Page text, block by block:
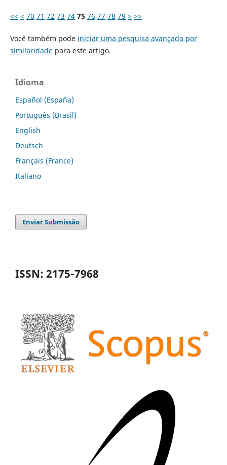
<< < 70 71 72 73 74 75 76 77 78 79 > >>
Você também pode iniciar uma pesquisa avançada por
similaridadepara este artigo.
Idioma
Español (España)
Português (Brasil)
English
Deutsch
Français (France)
Italiano
Enviar Submissão
ISSN: 2175-7968